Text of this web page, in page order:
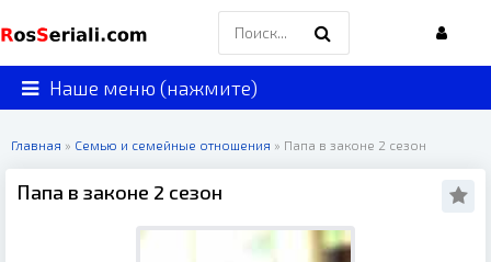
Наше меню (нажмите)
Главная » Семью и семейные отношения » Папа в законе 2 сезон
Папа в законе 2 сезон